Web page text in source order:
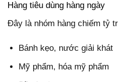
Hàng tiêu dùng hàng ngày
Đây là nhóm hàng chiếm tỷ
Bánh kẹo, nước giải khát
Mỹ phẩm, hóa mỹ phẩm